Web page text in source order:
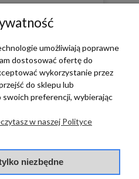
0
przez
umożliwiają poprawne
dostosować ofertę do
wykorzystanie przez
do sklepu lub
preferencji, wybierając
w naszej Polityce
niezbędne